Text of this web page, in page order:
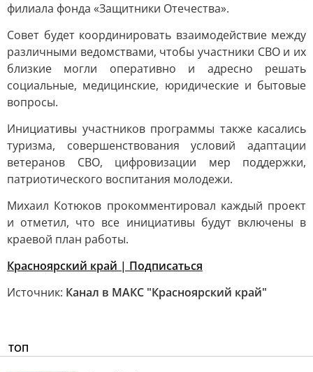
филиала фонда «Защитники Отечества».
Совет будет координировать взаимодействие между
различными ведомствами, чтобы участники СВО и их
близкие могли оперативно и адресно решать
социальные, медицинские, юридические и бытовые
вопросы.
Инициативы участников программы также касались
туризма, совершенствования условий адаптации
ветеранов СВО, цифровизации мер поддержки,
патриотического воспитания молодежи.
Михаил Котюков прокомментировал каждый проект
и отметил, что все инициативы будут включены в
краевой план работы.
Красноярский край | Подписаться
Источник: Канал в МАКС "Красноярский край"
ТОП